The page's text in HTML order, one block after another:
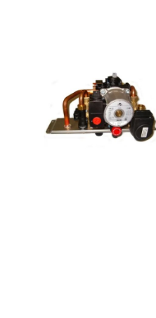
Conduit de fumées